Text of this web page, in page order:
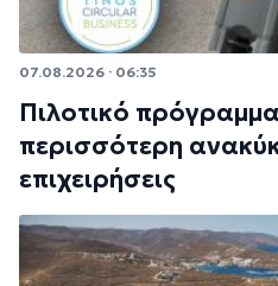
07.08.2026 · 06:35
Πιλοτικό
περισσότερη
επιχειρήσεις